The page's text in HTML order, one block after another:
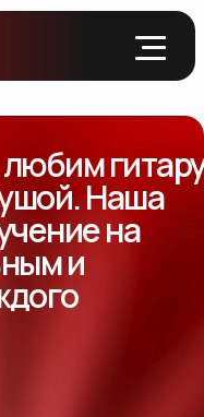
Наша
на
и